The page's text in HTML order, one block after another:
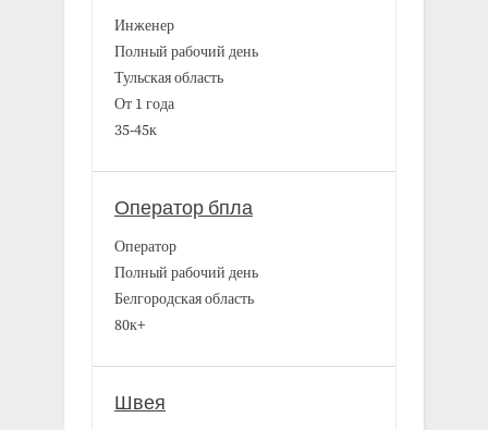
Инженер
Полный рабочий день
Тульская область
От 1 года
35-45к
Оператор бпла
Оператор
Полный рабочий день
Белгородская область
80к+
Швея